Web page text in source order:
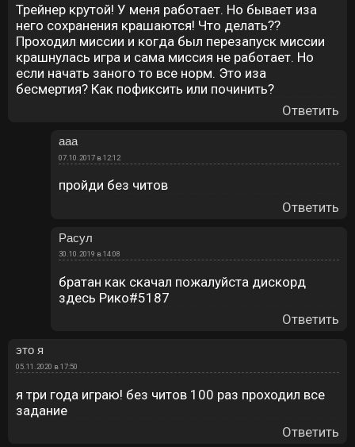
Трейнер крутой! У меня работает. Но бывает иза
него сохранения крашаются! Что делать??
Проходил миссии и когда был перезапуск миссии
крашнулась игра и сама миссия не работает. Но
если начать заного то все норм. Это иза
бесмертия? Как пофиксить или починить?
Ответить
ааа
07.10.2017 в 12:12
пройди без читов
Ответить
Расул
30.10.2019 в 14:08
братан как скачал пожалуйста дискорд
здесь Рико#5187
Ответить
это я
05.11.2020 в 17:50
я три года играю! без читов 100 раз проходил все
задание
Ответить